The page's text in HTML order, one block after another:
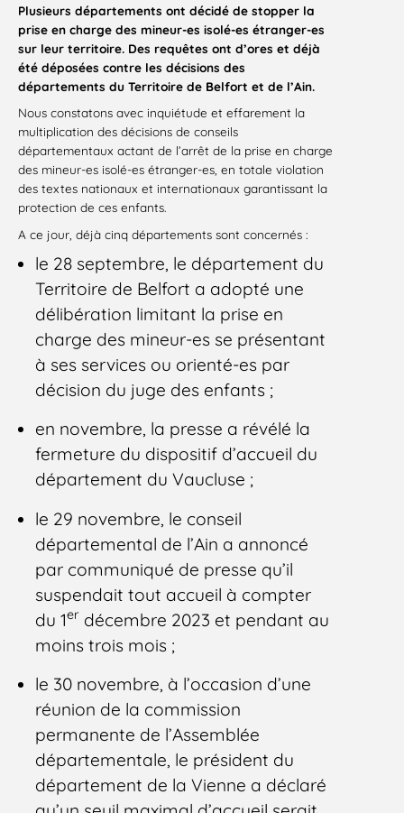
Plusieurs départements ont décidé de stopper la
prise en charge des mineur-es isolé-es étranger-es
sur leur territoire. Des requêtes ont d’ores et déjà
été déposées contre les décisions des
départements du Territoire de Belfort et de l’Ain.
Nous constatons avec inquiétude et effarement la
multiplication des décisions de conseils
départementaux actant de l’arrêt de la prise en charge
des mineur-es isolé-es étranger-es, en totale violation
des textes nationaux et internationaux garantissant la
protection de ces enfants.
A ce jour, déjà cinq départements sont concernés :
le 28 septembre, le département du
Territoire de Belfort a adopté une
délibération limitant la prise en
charge des mineur-es se présentant
à ses services ou orienté-es par
décision du juge des enfants ;
en novembre, la presse a révélé la
fermeture du dispositif d’accueil du
département du Vaucluse ;
le 29 novembre, le conseil
départemental de l’Ain a annoncé
par communiqué de presse qu’il
suspendait tout accueil à compter
du 1er décembre 2023 et pendant au
moins trois mois ;
le 30 novembre, à l’occasion d’une
réunion de la commission
permanente de l’Assemblée
départementale, le président du
département de la Vienne a déclaré